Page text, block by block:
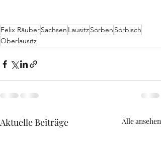
Felix RäuberSachsen LausitzSorben Sorbisch
Oberlausitz
Aktuelle Beiträge Alle ansehen